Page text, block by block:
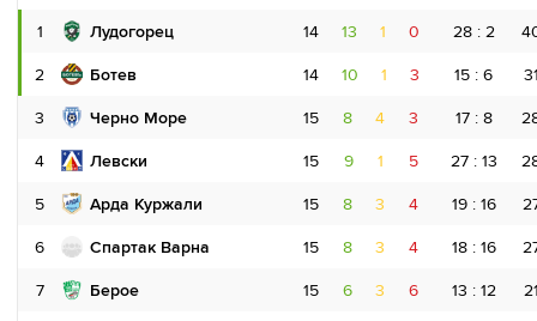
1 Лудогорец
2 Ботев
3 Черно Море
4 Левски
5 Арда Куржали
6 Спартак Варна
7 Берое
14 13 1 0 28 : 2
14 10 1 3 15 : 6
15 8 4 3 17 : 8
15 9 1 5 27 : 13
15 8 3 4 19 : 16
15 8 3 4 18 : 16
15 6 3 6 13 : 12